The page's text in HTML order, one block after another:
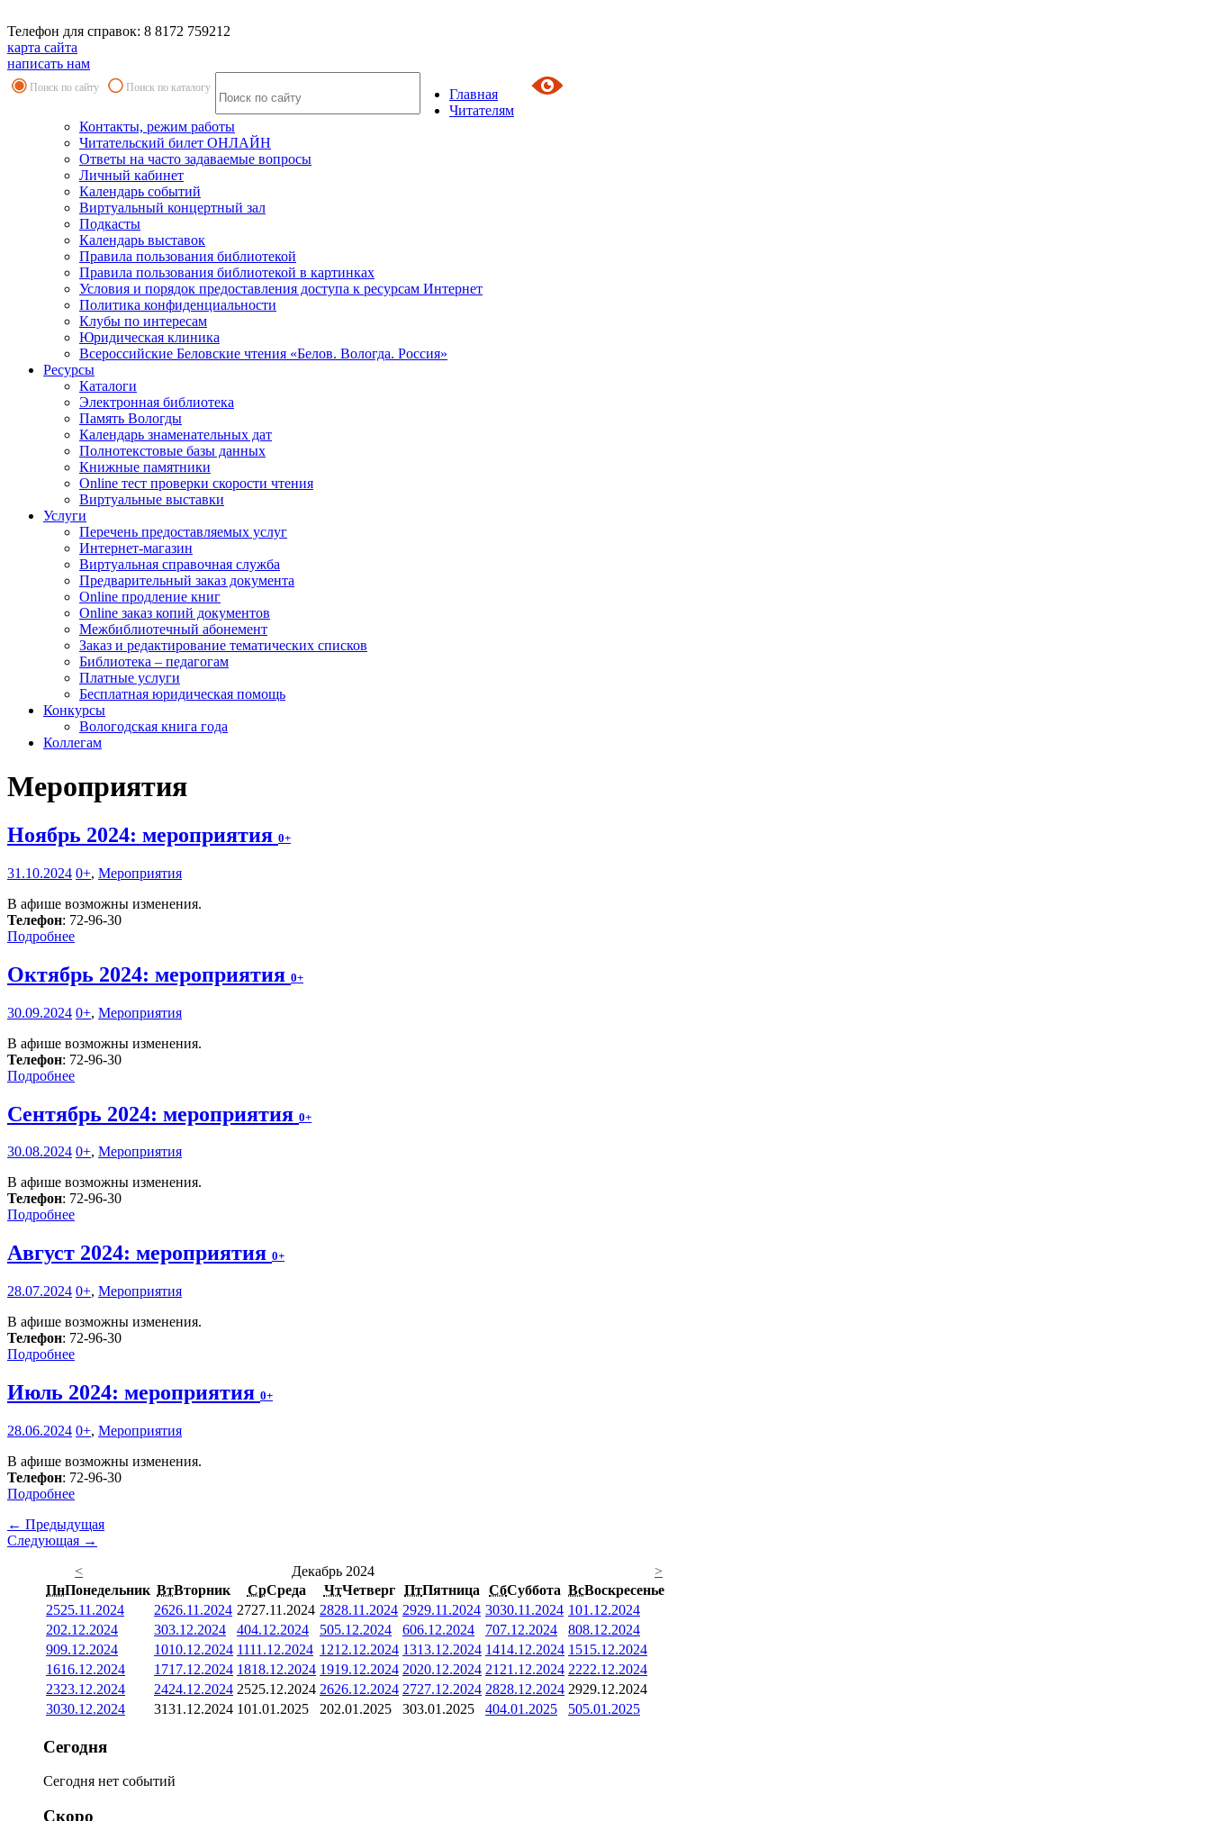
Телефон для справок: 8 8172 759212
карта сайта
написать нам
Поиск по сайту Поиск по каталогу
Главная
Читателям
Контакты, режим работы
Читательский билет ОНЛАЙН
Ответы на часто задаваемые вопросы
Личный кабинет
Календарь событий
Виртуальный концертный зал
Подкасты
Календарь выставок
Правила пользования библиотекой
Правила пользования библиотекой в картинках
Условия и порядок предоставления доступа к ресурсам Интернет
Политика конфиденциальности
Клубы по интересам
Юридическая клиника
Всероссийские Беловские чтения «Белов. Вологда. Россия»
Ресурсы
Каталоги
Электронная библиотека
Память Вологды
Календарь знаменательных дат
Полнотекстовые базы данных
Книжные памятники
Online тест проверки скорости чтения
Виртуальные выставки
Услуги
Перечень предоставляемых услуг
Интернет-магазин
Виртуальная справочная служба
Предварительный заказ документа
Online продление книг
Online заказ копий документов
Межбиблиотечный абонемент
Заказ и редактирование тематических списков
Библиотека – педагогам
Платные услуги
Бесплатная юридическая помощь
Конкурсы
Вологодская книга года
Коллегам
Мероприятия
Ноябрь 2024: мероприятия 0+
31.10.2024 0+, Мероприятия
В афише возможны изменения.
Телефон: 72-96-30
Подробнее
Октябрь 2024: мероприятия 0+
30.09.2024 0+, Мероприятия
В афише возможны изменения.
Телефон: 72-96-30
Подробнее
Сентябрь 2024: мероприятия 0+
30.08.2024 0+, Мероприятия
В афише возможны изменения.
Телефон: 72-96-30
Подробнее
Август 2024: мероприятия 0+
28.07.2024 0+, Мероприятия
В афише возможны изменения.
Телефон: 72-96-30
Подробнее
Июль 2024: мероприятия 0+
28.06.2024 0+, Мероприятия
В афише возможны изменения.
Телефон: 72-96-30
Подробнее
← Предыдущая
Следующая →
<
Декабрь 2024
>
ПнПонедельник ВтВторник СрСреда ЧтЧетверг ПтПятница СбСуббота ВсВоскресенье
2525.11.2024 2626.11.2024 2727.11.2024 2828.11.2024 2929.11.2024 3030.11.2024 101.12.2024
202.12.2024 303.12.2024 404.12.2024 505.12.2024 606.12.2024 707.12.2024 808.12.2024
909.12.2024 1010.12.2024 1111.12.2024 1212.12.2024 1313.12.2024 1414.12.2024 1515.12.2024
1616.12.2024 1717.12.2024 1818.12.2024 1919.12.2024 2020.12.2024 21 21.12.2024 2222.12.2024
2323.12.2024 2424.12.2024 2525.12.2024 2626.12.2024 2727.12.2024 2828.12.2024 2929.12.2024
3030.12.2024 3131.12.2024 101.01.2025 202.01.2025 303.01.2025 404.01.2025 505.01.2025
Сегодня
Сегодня нет событий
Скоро